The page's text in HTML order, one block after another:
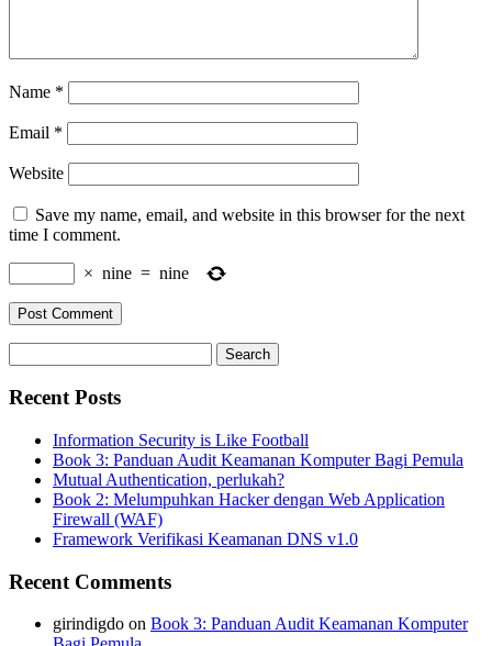
Name *
Email *
Website
Save my name, email, and website in this browser for the next
time I comment.
× nine = nine
for:
Recent Posts
Information Security is Like Football
Book 3: Panduan Audit Keamanan Komputer Bagi Pemula
Mutual Authentication, perlukah?
Book 2: Melumpuhkan Hacker dengan Web Application
Firewall (WAF)
Framework Verifikasi Keamanan DNS v1.0
Recent Comments
girindigdo on Book 3: Panduan Audit Keamanan Komputer